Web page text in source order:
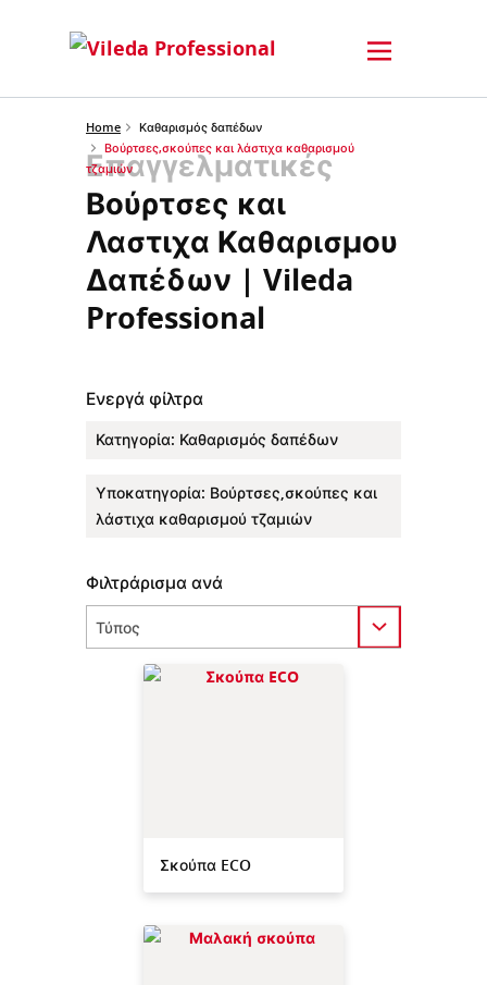
Home
Καθαρισμός δαπέδων
Βούρτσες,σκούπες και λάστιχα καθαρισμού
τζαμιών
Επαγγελματικές
Βούρτσες και
Λαστιχα Καθαρισμου
Δαπέδων | Vileda
Professional
Ενεργά φίλτρα
Κατηγορία: Καθαρισμός δαπέδων
Υποκατηγορία: Βούρτσες,σκούπες και
λάστιχα καθαρισμού τζαμιών
Φιλτράρισμα ανά
Category
Σκούπα ECO